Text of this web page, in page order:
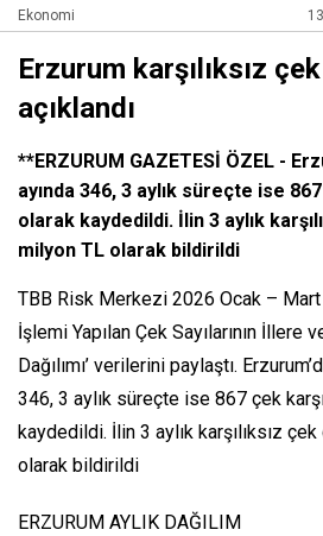
Ekonomi
Erzurum karşılıksız
açıklandı
**ERZURUM GAZETESİ ÖZEL -
ayında 346, 3 aylık süreçte ise
olarak kaydedildi. İlin 3 aylık
milyon TL olarak bildirildi
TBB Risk Merkezi 2026 Ocak – Mart
İşlemi Yapılan Çek Sayılarının İllere
Dağılımı’ verilerini paylaştı.
346, 3 aylık süreçte ise 867 çek
kaydedildi. İlin 3 aylık karşılıksız
olarak bildirildi
ERZURUM AYLIK DAĞILIM